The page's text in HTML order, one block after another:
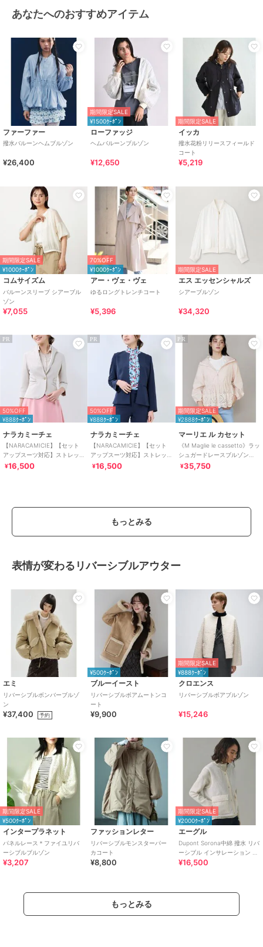
あなたへのおすすめアイテム
ファーファー
撥水バルーンヘムブルゾン
¥26,400
期間限定SALE
¥1500ｸｰﾎﾟﾝ
ローファッジ
ヘムバルーンブルゾン
¥12,650
期間限定SALE
イッカ
撥水花粉リリースフィールド
コート
¥5,219
期間限定SALE
¥1000ｸｰﾎﾟﾝ
コムサイズム
バルーンスリーブ シアーブル
ゾン
¥7,055
70%OFF
¥1000ｸｰﾎﾟﾝ
アー・ヴェ・ヴェ
ゆるロングトレンチコート
¥5,396
期間限定SALE
エス エッセンシャルズ
シアーブルゾン
¥34,320
PR
50%OFF
¥888ｸｰﾎﾟﾝ
ナラカミーチェ
【NARACAMICIE】【セット
アップスーツ対応】ストレッ
チダブルクロススタンドカラ
¥16,500
PR
50%OFF
¥888ｸｰﾎﾟﾝ
ナラカミーチェ
【NARACAMICIE】【セット
アップスーツ対応】ストレッ
チダブルクロスノーカラージ
¥16,500
PR
期間限定SALE
¥2888ｸｰﾎﾟﾝ
マーリエ ル カセット
《M Maglie le cassetto》ラッ
シュガードレースブルゾン
《UVカット・撥水加工》
¥35,750
もっとみる
表情が変わるリバーシブルアウター
エミ
リバーシブルボンバーブルゾ
ン
¥37,400 予約
¥500ｸｰﾎﾟﾝ
ブルーイースト
リバーシブルボアムートンコ
ート
¥9,900
期間限定SALE
¥888ｸｰﾎﾟﾝ
クロエンス
リバーシブルボアブルゾン
¥15,246
期間限定SALE
¥500ｸｰﾎﾟﾝ
インタープラネット
パネルレース＊ファイユリバ
ーシブルブルゾン
¥3,207
ファッションレター
リバーシブルモンスターパー
カコート
¥8,800
期間限定SALE
¥2000ｸｰﾎﾟﾝ
エーグル
Dupont Sorona中綿 撥水 リバ
ーシブル インサレーション キ
ルティングボアベスト
¥16,500
もっとみる